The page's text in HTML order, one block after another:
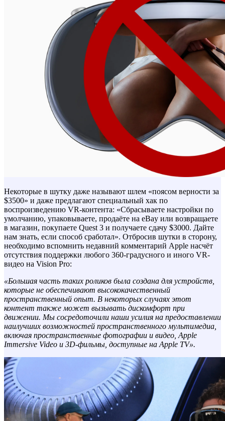
Некоторые в шутку даже называют шлем «поясом верности за
$3500» и даже предлагают специальный хак по
воспроизведению VR-контента: «Сбрасываете настройки по
умолчанию, упаковываете, продаёте на eBay или возвращаете
в магазин, покупаете Quest 3 и получаете сдачу $3000. Дайте
нам знать, если способ сработал». Отбросив шутки в сторону,
необходимо вспомнить недавний комментарий Apple насчёт
отсутствия поддержки любого 360-градусного и иного VR-
видео на Vision Pro:
«Большая часть таких роликов была создана для устройств,
которые не обеспечивают высококачественный
пространственный опыт. В некоторых случаях этот
контент также может вызывать дискомфорт при
движении. Мы сосредоточили наши усилия на предоставлении
наилучших возможностей пространственного мультимедиа,
включая пространственные фотографии и видео, Apple
Immersive Video и 3D-фильмы, доступные на Apple TV».